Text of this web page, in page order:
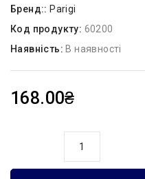
Бренд:: Parigi
Код продукту: 60200
Наявність: В наявності
168.00₴